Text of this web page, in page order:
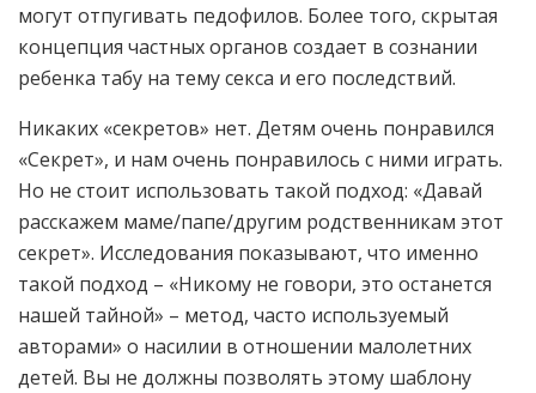
могут отпугивать педофилов. Более того, скрытая
концепция частных органов создает в сознании
ребенка табу на тему секса и его последствий.
Никаких «секретов» нет. Детям очень понравился
«Секрет», и нам очень понравилось с ними играть.
Но не стоит использовать такой подход: «Давай
расскажем маме/папе/другим родственникам этот
секрет». Исследования показывают, что именно
такой подход – «Никому не говори, это останется
нашей тайной» – метод, часто используемый
авторами» о насилии в отношении малолетних
детей. Вы не должны позволять этому шаблону